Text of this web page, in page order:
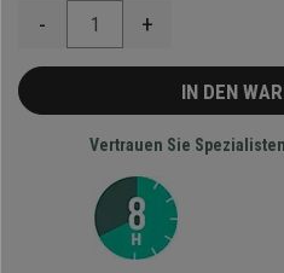
- +
IN DEN
Vertrauen Sie Spezialisten